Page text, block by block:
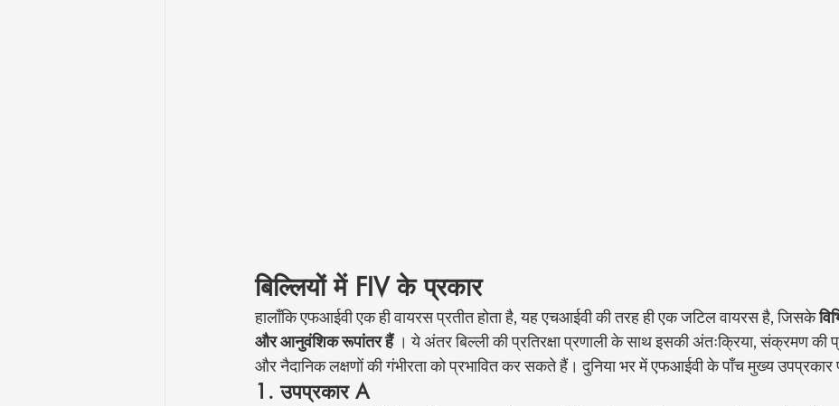
बिल्लियों में FIV के प्रकार
हालाँकि एफआईवी एक ही वायरस प्रतीत होता है, यह एचआईवी की तरह ही एक जटिल वायरस है, जिसके
और आनुवंशिक रूपांतर हैं । ये अंतर बिल्ली की प्रतिरक्षा प्रणाली के साथ इसकी अंतःक्रिया, संक्रमण की
और नैदानिक लक्षणों की गंभीरता को प्रभावित कर सकते हैं। दुनिया भर में एफआईवी के पाँच मुख्य उपप्रकार
1. उपप्रकार A